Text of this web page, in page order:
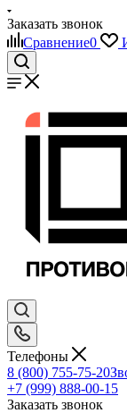
Заказать звонок
Сравнение0
Телефоны
8 (800) 755-75-20
+7 (999) 888-00-15
Заказать звонок